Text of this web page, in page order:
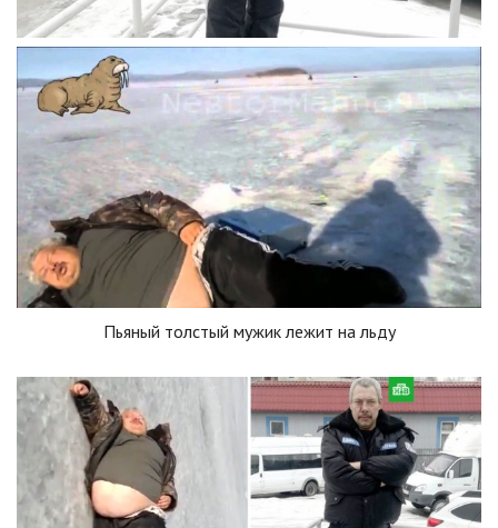
Пьяный толстый мужик лежит на льду